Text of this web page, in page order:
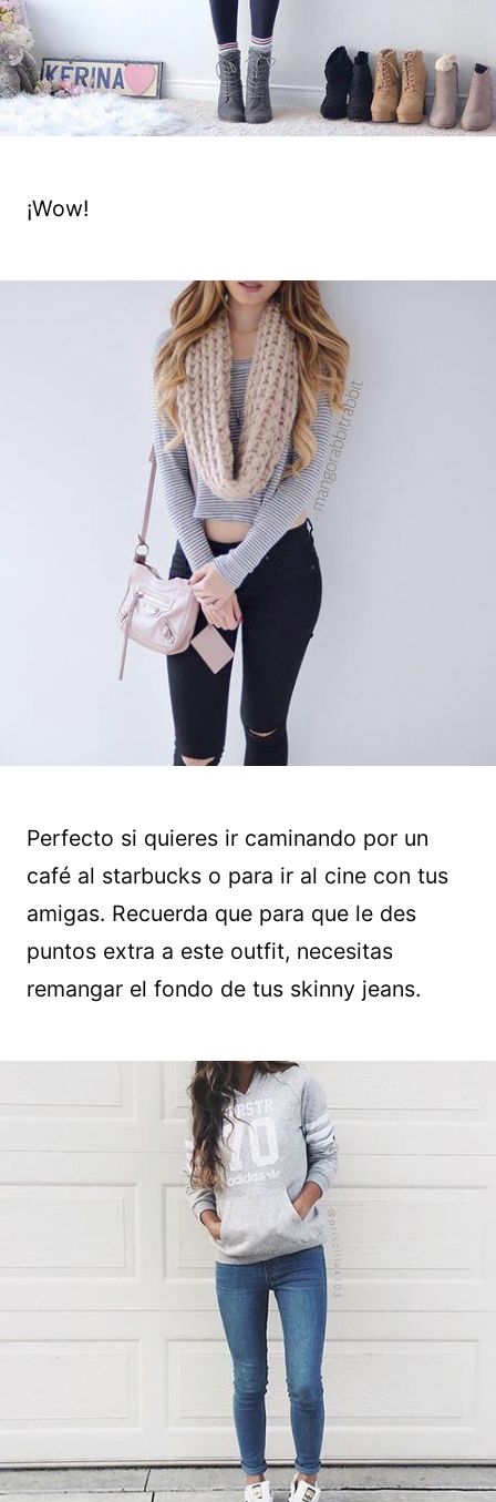
¡Wow!
Perfecto si quieres ir caminando por un
café al starbucks o para ir al cine con tus
amigas. Recuerda que para que le des
puntos extra a este outfit, necesitas
remangar el fondo de tus skinny jeans.